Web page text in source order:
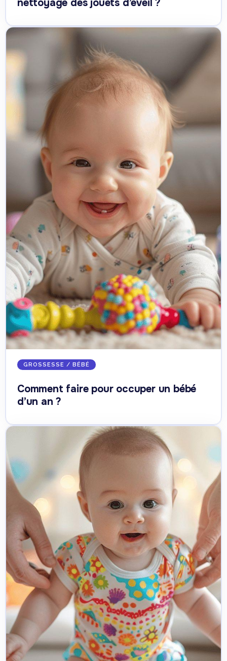
nettoyage des jouets d’éveil ?
GROSSESSE / BÉBÉ
Comment faire pour occuper un bébé
d’un an ?